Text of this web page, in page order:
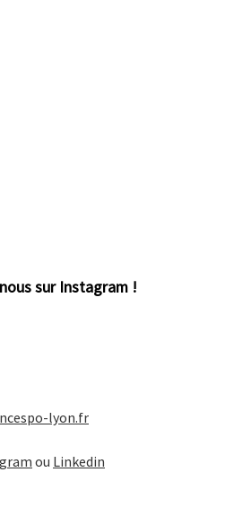
sur Instagram !
lyon.fr
ou Linkedin